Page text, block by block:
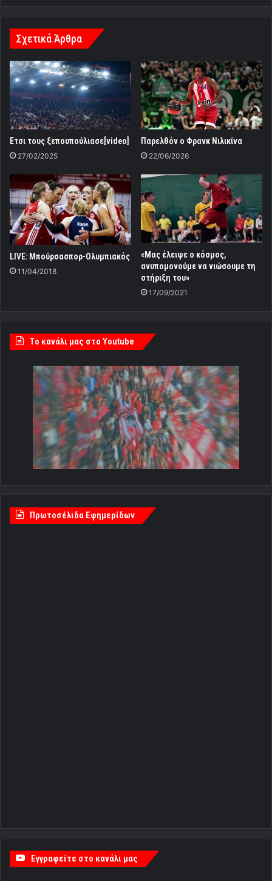
Σχετικά Άρθρα
Ετσι τους ξεπουπούλιασε[video]
27/02/2025
Παρελθόν ο Φρανκ Νιλικίνα
22/06/2026
LIVE: Μπούρσασπορ-Ολυμπιακός
11/04/2018
«Μας έλειψε ο κόσμος,
ανυπομονούμε να νιώσουμε τη
στήριξη του»
17/09/2021
Tο κανάλι μας στο Youtube
Πρωτοσέλιδα Εφημερίδων
Εγγραφείτε στο κανάλι μας